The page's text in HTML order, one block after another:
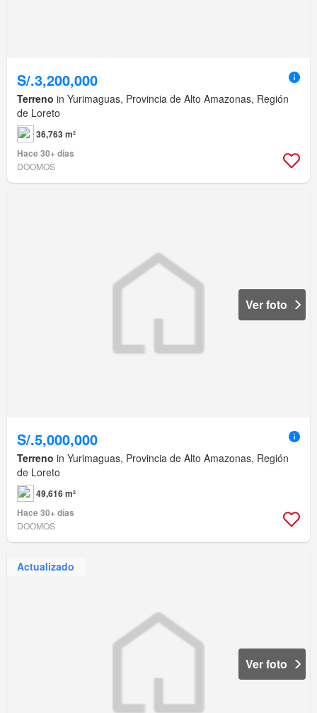
S/.3,200,000
Terreno in Yurimaguas, Provincia de Alto Amazonas, Región
de Loreto
36,763 m²
Hace 30+ días
DOOMOS
Ver foto
S/.5,000,000
Terreno in Yurimaguas, Provincia de Alto Amazonas, Región
de Loreto
49,616 m²
Hace 30+ días
DOOMOS
Actualizado
Ver foto